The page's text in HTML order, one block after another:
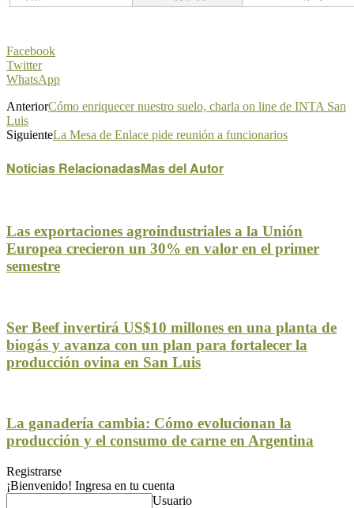
Facebook
Twitter
WhatsApp
AnteriorCómo enriquecer nuestro suelo, charla on line de INTA San
Luis
SiguienteLa Mesa de Enlace pide reunión a funcionarios
Noticias RelacionadasMas del Autor
Las exportaciones agroindustriales a la Unión
Europea crecieron un 30% en valor en el primer
semestre
Ser Beef invertirá US$10 millones en una planta de
biogás y avanza con un plan para fortalecer la
producción ovina en San Luis
La ganadería cambia: Cómo evolucionan la
producción y el consumo de carne en Argentina
Registrarse
¡Bienvenido! Ingresa en tu cuenta
Usuario